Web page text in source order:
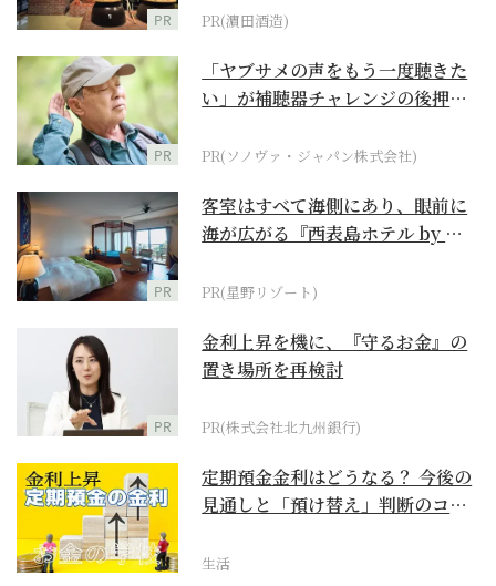
PR PR(濵田酒造)
PR
「ヤブサメの声をもう一度聴きた
い」が補聴器チャレンジの後押し
PR(ソノヴァ・ジャパン株式会社)
PR
客室はすべて海側にあり、眼前に
海が広がる『西表島ホテル by 星
PR(星野リゾート)
PR
金利上昇を機に、『守るお金』の
置き場所を再検討
PR(株式会社北九州銀行)
定期預金金利はどうなる？ 今後の
見通しと「預け替え」判断のコツ
生活